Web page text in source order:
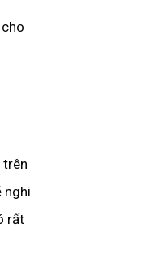
trên
nghi
rất